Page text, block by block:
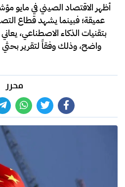
أظهر الاقتصاد الصيني في مايو
عميقة؛ فبينما يشهد قطاع
بتقنيات الذكاء الاصطناعي،
واضح، وذلك وفقاً لتقرير
محرر